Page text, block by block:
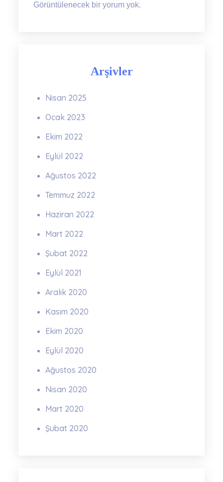
Görüntülenecek bir yorum yok.
Arşivler
Nisan 2025
Ocak 2023
Ekim 2022
Eylül 2022
Ağustos 2022
Temmuz 2022
Haziran 2022
Mart 2022
Şubat 2022
Eylül 2021
Aralık 2020
Kasım 2020
Ekim 2020
Eylül 2020
Ağustos 2020
Nisan 2020
Mart 2020
Şubat 2020